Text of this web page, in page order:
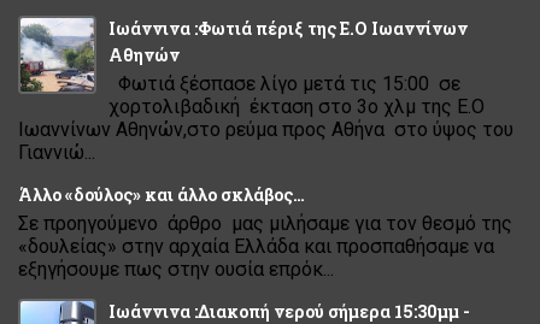
Ιωάννινα :Φωτιά πέριξ της Ε.Ο Ιωαννίνων
Αθηνών
Φωτιά ξέσπασε λίγο μετά τις 15:00 σε
χορτολιβαδική έκταση στο 3ο χλμ της Ε.Ο
Ιωαννίνων Αθηνών,στο ρεύμα προς Αθήνα στο ύψος του
Γιαννιώ...
Άλλο «δούλος» και άλλο σκλάβος…
Σε προηγούμενο άρθρο μας μιλήσαμε για τον θεσμό της
«δουλείας» στην αρχαία Ελλάδα και προσπαθήσαμε να
εξηγήσουμε πως στην ουσία επρόκ...
Ιωάννινα :Διακοπή νερού σήμερα 15:30μμ -